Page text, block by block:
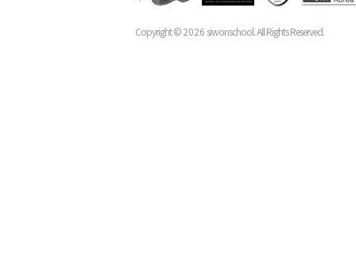
Copyright ©2026 siwonschool. All Rights Reserved.